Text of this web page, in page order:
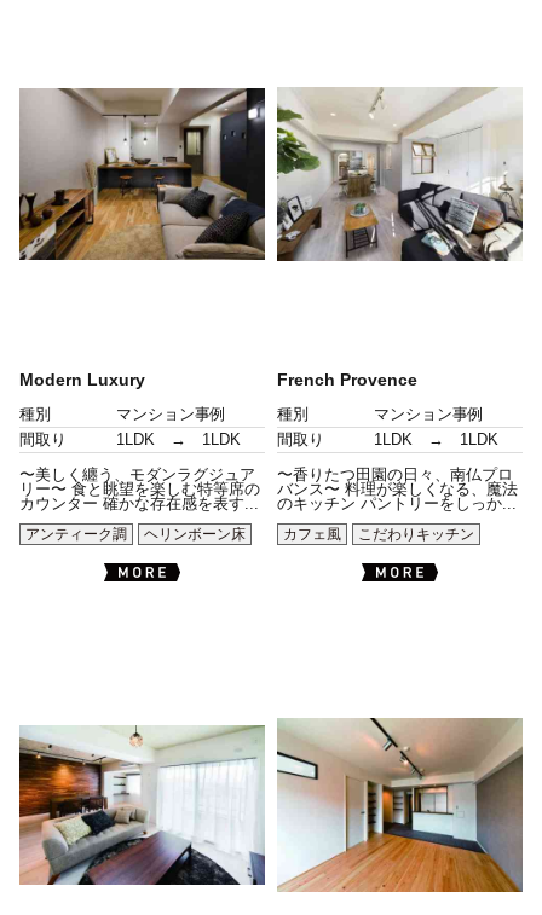
Modern Luxury
種別
マンション事例
間取り
1LDK → 1LDK
〜美しく纏う、モダンラグジュア
リー〜 食と眺望を楽しむ特等席の
カウンター 確かな存在感を表す...
アンティーク調
ヘリンボーン床
French Provence
種別
マンション事例
間取り
1LDK → 1LDK
〜香りたつ田園の日々、南仏プロ
バンス〜 料理が楽しくなる、魔法
のキッチン パントリーをしっか...
カフェ風
こだわりキッチン